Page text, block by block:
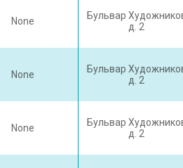
None
Бульвар
д. 2
None
Бульвар
д. 2
None
Бульвар
д. 2